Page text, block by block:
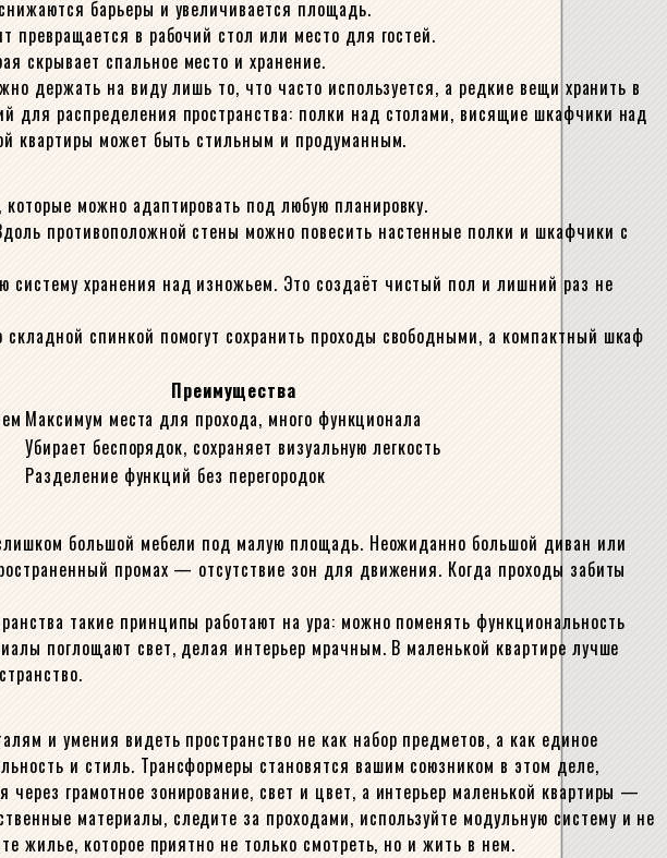
барьеры и увеличивается площадь.
в рабочий стол или место для гостей.
скрывает спальное место и хранение.
держать на виду лишь то, что часто используется, а редкие вещи хранить в
для распределения пространства: полки над столами, висящие шкафчики над
квартиры может быть стильным и продуманным.
можно адаптировать под любую планировку.
противоположной стены можно повесить настенные полки и шкафчики с
хранения над изножьем. Это создаёт чистый пол и лишний раз не
спинкой помогут сохранить проходы свободными, а компактный шкаф
Преимущества
Максимум места для прохода, много функционала
Убирает беспорядок, сохраняет визуальную легкость
Разделение функций без перегородок
большой мебели под малую площадь. Неожиданно большой диван или
промах — отсутствие зон для движения. Когда проходы забиты
такие принципы работают на ура: можно поменять функциональность
поглощают свет, делая интерьер мрачным. В маленькой квартире лучше
и умения видеть пространство не как набор предметов, а как единое
и стиль. Трансформеры становятся вашим союзником в этом деле,
грамотное зонирование, свет и цвет, а интерьер маленькой квартиры —
материалы, следите за проходами, используйте модульную систему и не
жилье, которое приятно не только смотреть, но и жить в нем.